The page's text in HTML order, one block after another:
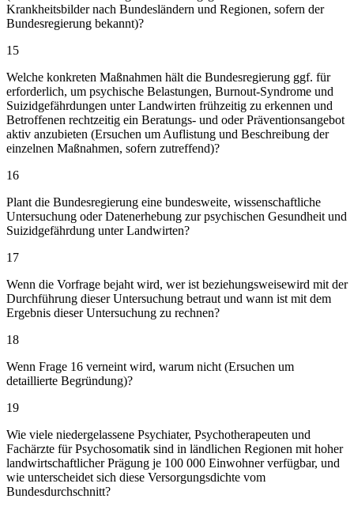
Krankheitsbilder nach Bundesländern und Regionen, sofern der
Bundesregierung bekannt)?
15
Welche konkreten Maßnahmen hält die Bundesregierung ggf. für
erforderlich, um psychische Belastungen, Burnout-Syndrome und
Suizidgefährdungen unter Landwirten frühzeitig zu erkennen und
Betroffenen rechtzeitig ein Beratungs- und oder Präventionsangebot
aktiv anzubieten (Ersuchen um Auflistung und Beschreibung der
einzelnen Maßnahmen, sofern zutreffend)?
16
Plant die Bundesregierung eine bundesweite, wissenschaftliche
Untersuchung oder Datenerhebung zur psychischen Gesundheit und
Suizidgefährdung unter Landwirten?
17
Wenn die Vorfrage bejaht wird, wer ist beziehungsweisewird mit der
Durchführung dieser Untersuchung betraut und wann ist mit dem
Ergebnis dieser Untersuchung zu rechnen?
18
Wenn Frage 16 verneint wird, warum nicht (Ersuchen um
detaillierte Begründung)?
19
Wie viele niedergelassene Psychiater, Psychotherapeuten und
Fachärzte für Psychosomatik sind in ländlichen Regionen mit hoher
landwirtschaftlicher Prägung je 100 000 Einwohner verfügbar, und
wie unterscheidet sich diese Versorgungsdichte vom
Bundesdurchschnitt?